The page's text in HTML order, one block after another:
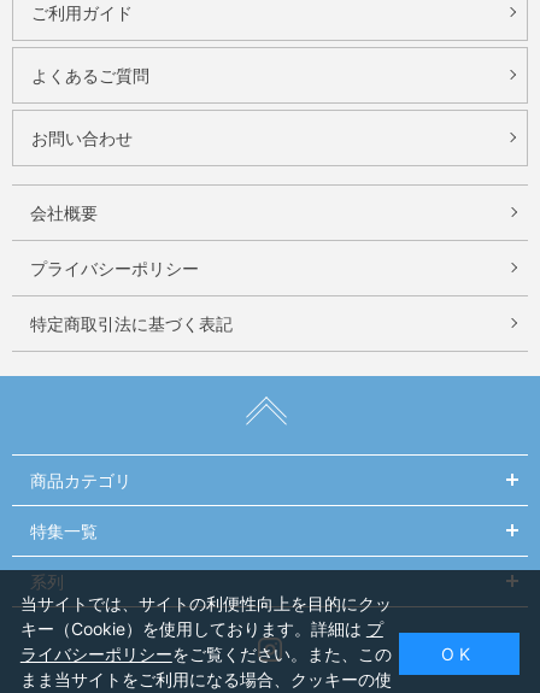
ご利用ガイド
よくあるご質問
お問い合わせ
会社概要
プライバシーポリシー
特定商取引法に基づく表記
商品カテゴリ
特集一覧
系列
Instagram
当サイトでは、サイトの利便性向上を目的にクッ
キー（Cookie）を使用しております。詳細は プ
ライバシーポリシーをご覧ください。また、この
まま当サイトをご利用になる場合、クッキーの使
O K